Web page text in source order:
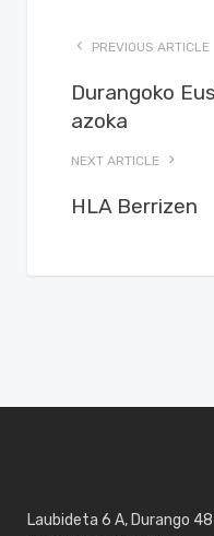
PREVIOUS ARTICLE
Durangoko
azoka
NEXT ARTICLE
HLA Berrizen
Laubideta 6 A, Durango